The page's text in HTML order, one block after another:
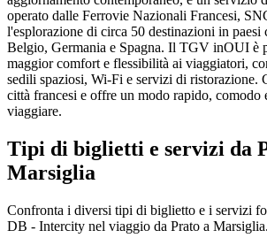
operato dalle Ferrovie Nazionali Francesi,
l'esplorazione di circa 50 destinazioni in paesi
Belgio, Germania e Spagna. Il TGV inOUI è
maggior comfort e flessibilità ai viaggiatori,
sedili spaziosi, Wi-Fi e servizi di ristorazione.
città francesi e offre un modo rapido, comodo
viaggiare.
Tipi di biglietti e servizi da
Marsiglia
Confronta i diversi tipi di biglietto e i servizi
DB - Intercity nel viaggio da Prato a Marsiglia.